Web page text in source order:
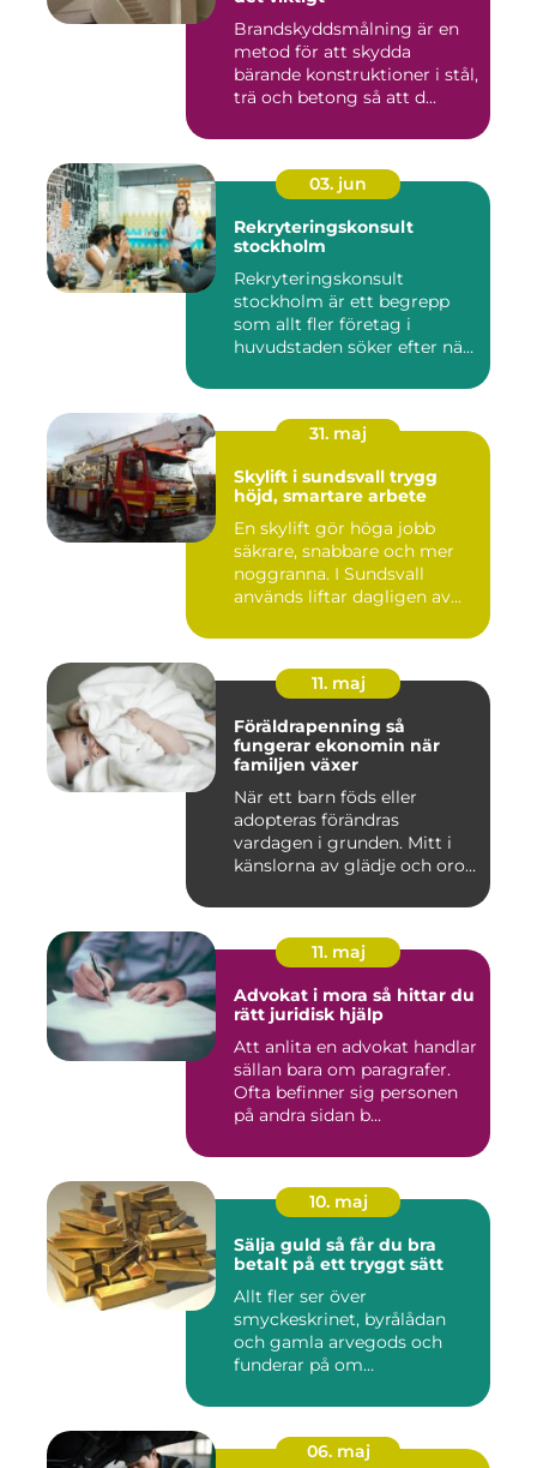
Brandskyddsmålning är en
metod för att skydda
bärande konstruktioner i stål,
trä och betong så att d...
03. jun
Rekryteringskonsult
stockholm
Rekryteringskonsult
stockholm är ett begrepp
som allt fler företag i
huvudstaden söker efter när
31. maj
Skylift i sundsvall trygg
höjd, smartare arbete
En skylift gör höga jobb
säkrare, snabbare och mer
noggranna. I Sundsvall
används liftar dagligen av...
11. maj
Föräldrapenning så
fungerar ekonomin när
familjen växer
När ett barn föds eller
adopteras förändras
vardagen i grunden. Mitt i
känslorna av glädje och oro
11. maj
Advokat i mora så hittar du
rätt juridisk hjälp
Att anlita en advokat handlar
sällan bara om paragrafer.
Ofta befinner sig personen
på andra sidan b...
10. maj
Sälja guld så får du bra
betalt på ett tryggt sätt
Allt fler ser över
smyckeskrinet, byrålådan
och gamla arvegods och
funderar på om
06. maj